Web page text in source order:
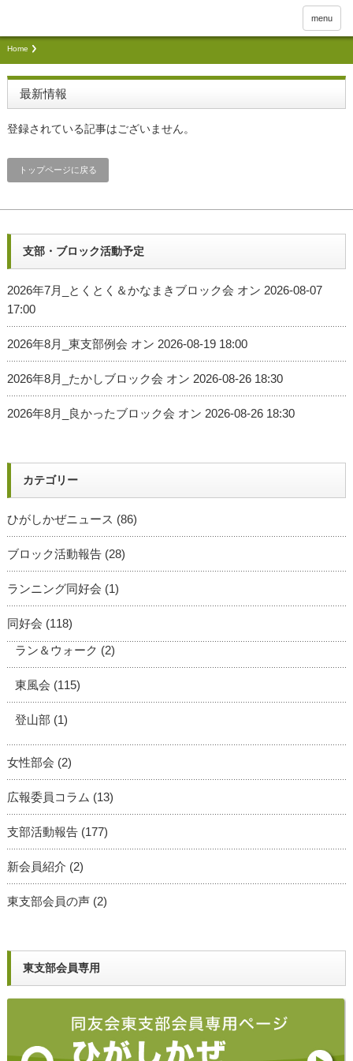
menu
Home
最新情報
登録されている記事はございません。
トップページに戻る
支部・ブロック活動予定
2026年7月_とくとく＆かなまきブロック会 オン 2026-08-07
17:00
2026年8月_東支部例会 オン 2026-08-19 18:00
2026年8月_たかしブロック会 オン 2026-08-26 18:30
2026年8月_良かったブロック会 オン 2026-08-26 18:30
カテゴリー
ひがしかぜニュース (86)
ブロック活動報告(28)
ランニング同好会 (1)
同好会 (118)
ラン＆ウォーク (2)
東風会 (115)
登山部 (1)
女性部会 (2)
広報委員コラム (13)
支部活動報告(177)
新会員紹介 (2)
東支部会員の声(2)
東支部会員専用